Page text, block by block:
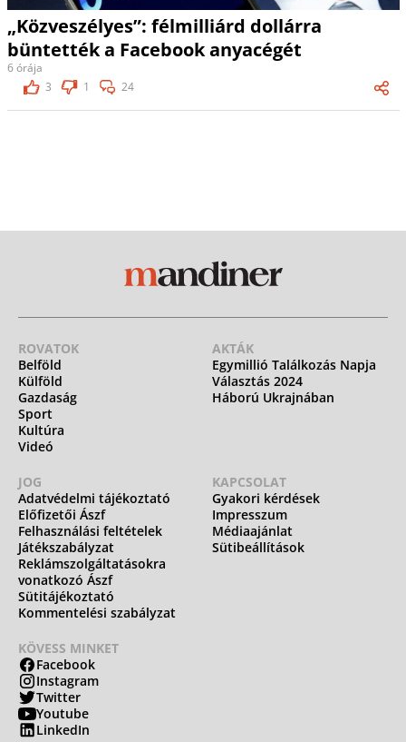
„Közveszélyes”: félmilliárd dollárra
büntették a Facebook anyacégét
6 órája
3
1 24
ROVATOK
Belföld
Külföld
Gazdaság
Sport
Kultúra
Videó
AKTÁK
Egymillió Találkozás Napja
Választás 2024
Háború Ukrajnában
JOG
Adatvédelmi tájékoztató
Előfizetői Ászf
Felhasználási feltételek
Játékszabályzat
Reklámszolgáltatásokra
vonatkozó Ászf
Sütitájékoztató
Kommentelési szabályzat
KAPCSOLAT
Gyakori kérdések
Impresszum
Médiaajánlat
Sütibeállítások
KÖVESS MINKET
Facebook
Instagram
Twitter
Youtube
LinkedIn